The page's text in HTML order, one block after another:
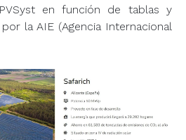
en función de tablas y
la AIE (Agencia Internacional